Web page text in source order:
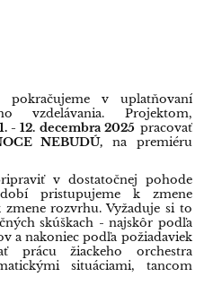
v uplatňovaní
vzdelávania. Projektom,
1. - 12. decembra 2025 pracovať
NEBUDÚ, na premiéru
v dostatočnej pohode
pristupujeme k zmene
rozvrhu. Vyžaduje si to
skúškach - najskôr podľa
a nakoniec podľa požiadaviek
prácu žiackeho orchestra
situáciami, tancom